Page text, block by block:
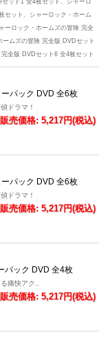
ット1 全4枚セット、シャーロ
セット、シャーロック・ホーム
ーロック・ホームズの冒険 完全
ムズの冒険 完全版 DVDセット
全版 DVDセット6 全4枚セット
パック DVD 全6枚
ドラマ！
販売価格: 5,217円(税込)
パック DVD 全6枚
ドラマ！
販売価格: 5,217円(税込)
パック DVD 全4枚
痛快アク..
販売価格: 5,217円(税込)